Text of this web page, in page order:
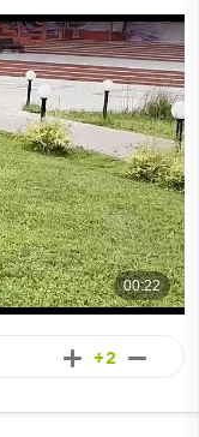
+2